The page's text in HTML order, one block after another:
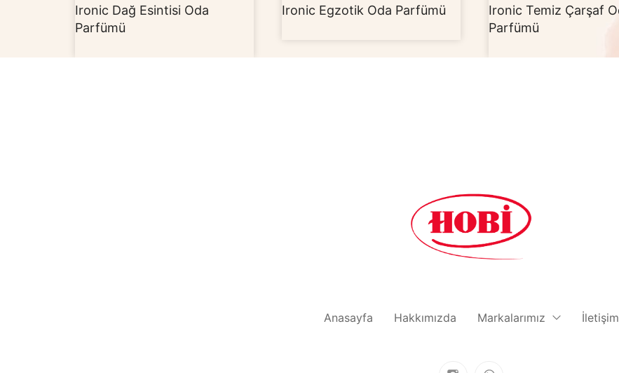
Ironic Dağ Esintisi Oda
Parfümü
Ironic Egzotik Oda Parfümü
Ironic Temiz Çarşaf Oda
Parfümü
Anasayfa Hakkımızda Markalarımız İletişim